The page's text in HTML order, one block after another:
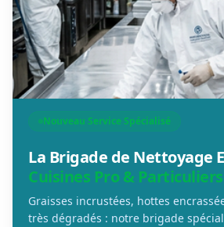
Nouveau Service Spécialisé
La Brigade de Nettoyage
Cuisines Pro & Particuliers
Graisses incrustées, hottes
très dégradés : notre brigade